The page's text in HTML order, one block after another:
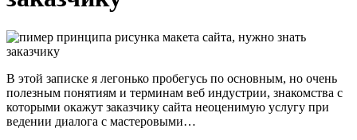
В этой записке я легонько пробегусь по основным, но очень
полезным понятиям и терминам веб индустрии, знакомства с
которыми окажут заказчику сайта неоценимую услугу при
ведении диалога с мастеровыми…